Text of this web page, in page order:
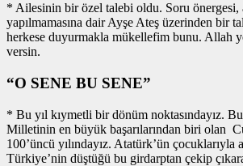
* Ailesinin bir özel talebi oldu. Soru önergesi,
yapılmamasına dair Ayşe Ateş üzerinden bir
herkese duyurmakla mükellefim bunu. Allah
versin.
“O SENE BU SENE”
* Bu yıl kıymetli bir dönüm noktasındayız.
Milletinin en büyük başarılarından biri olan
100’üncü yılındayız. Atatürk’ün çocuklarıyla
Türkiye’nin düştüğü bu girdarptan çekip